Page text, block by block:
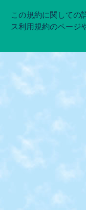
この規約に関しての
ス利用規約のページ